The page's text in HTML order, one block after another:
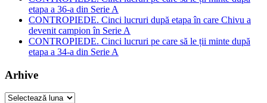
etapa a 36-a din Serie A
CONTROPIEDE. Cinci lucruri după etapa în care Chivu a
devenit campion în Serie A
CONTROPIEDE. Cinci lucruri pe care să le ții minte după
etapa a 34-a din Serie A
Arhive
Arhive